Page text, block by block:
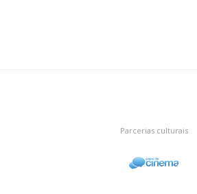
Parcerias culturais